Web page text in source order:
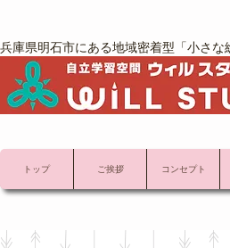
兵庫県明石市にある地域密着型「小さな
トップ ご挨拶 コンセプト